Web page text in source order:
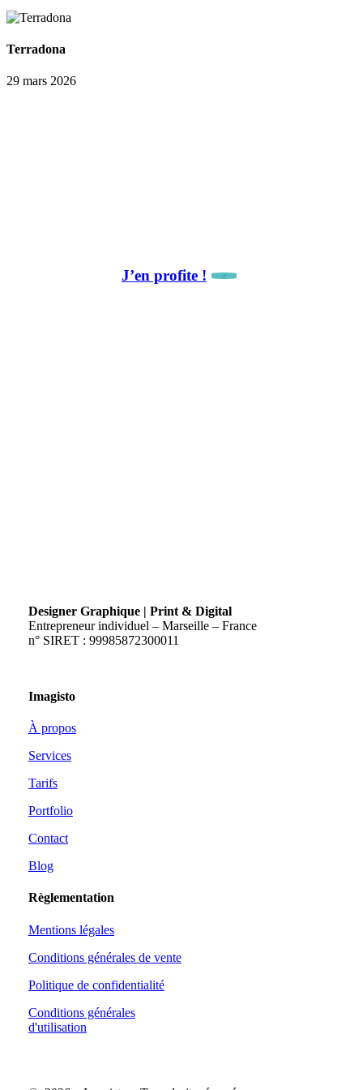
Terradona
29 mars 2026
J’en profite !
Designer Graphique | Print & Digital
Entrepreneur individuel – Marseille – France
n° SIRET : 99985872300011
Imagisto
À propos
Services
Tarifs
Portfolio
Contact
Blog
Règlementation
Mentions légales
Conditions générales de vente
Politique de confidentialité
Conditions générales
d'utilisation